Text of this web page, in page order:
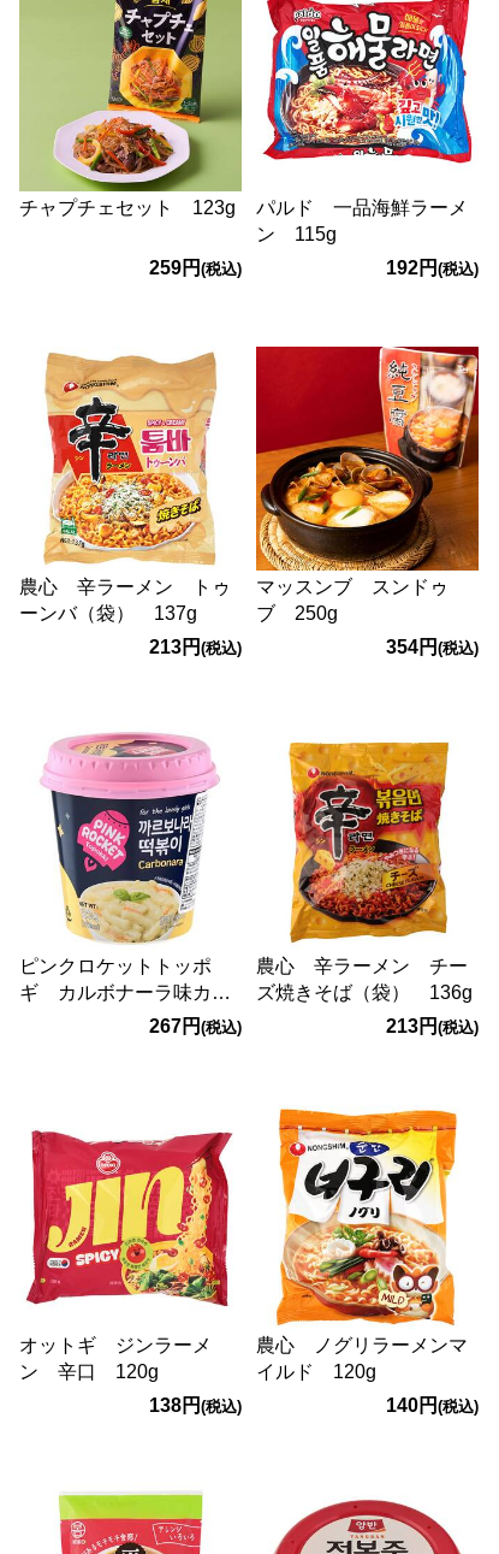
チャプチェセット 123g
259円(税込)
パルド 一品海鮮ラーメ
ン 115g
192円 (税込)
農心 辛ラーメン トゥ
ーンバ（袋） 137g
213円(税込)
マッスンブ スンドゥ
ブ 250g
354円 (税込)
ピンクロケットトッポ
ギ カルボナーラ味カッ
267円(税込)
農心 辛ラーメン チー
ズ焼きそば（袋） 136g
213円 (税込)
オットギ ジンラーメ
ン 辛口 120g
138円(税込)
農心 ノグリラーメンマ
イルド 120g
140円 (税込)